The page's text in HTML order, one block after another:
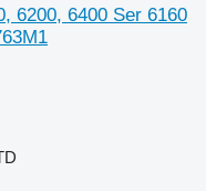
6200, 6400 Ser 6160